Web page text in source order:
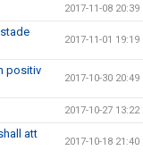
2017-11-08 20:39
2017-11-01 19:19
positiv
2017-10-30 20:49
2017-10-27 13:22
att
2017-10-18 21:40